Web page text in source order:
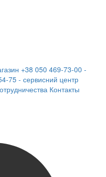
+38 050 469-73-00 -
75 - сервисний центр
Контакты